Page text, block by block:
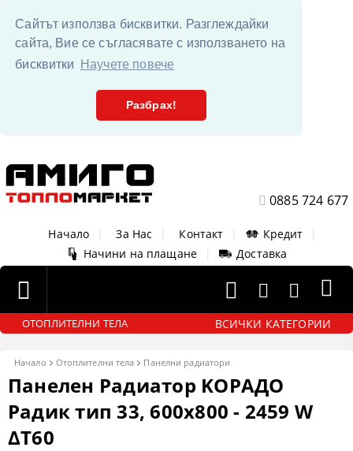
Сайтът използва бисквитки. Разглеждайки
сайта, Вие се съгласявате с използването на
бисквитки
Научете повече
Разбрах!
0885 724 677
Начало За Нас Контакт Кредит
Начини на плащане
Доставка
ОТОПЛИТЕЛНИ ТЕЛА ВСИЧКИ КАТЕГОРИИ
Начало Отоплителни тела Панелни радиатори
Панелен Радиатор KОРАДО
Радик тип 33, 600x800 - 2459 W
ΔT60